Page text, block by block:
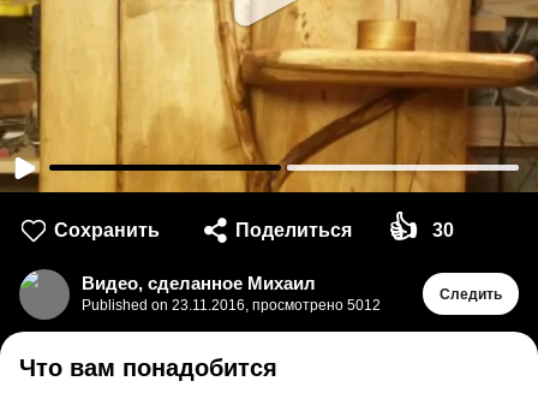
Сохранить Поделиться 👍 30
Видео, сделанное Михаил
Published on 23.11.2016 просмотрено 5012
Следить
Что вам понадобится